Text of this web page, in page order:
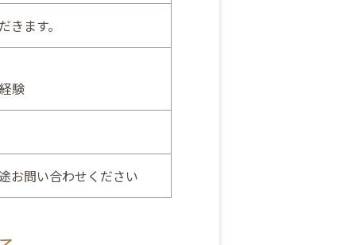
ます。
験
お問い合わせください